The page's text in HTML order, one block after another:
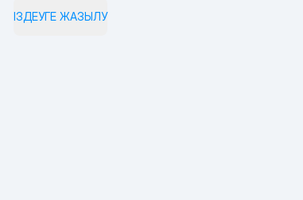
ІЗДЕУГЕ ЖАЗЫЛУ